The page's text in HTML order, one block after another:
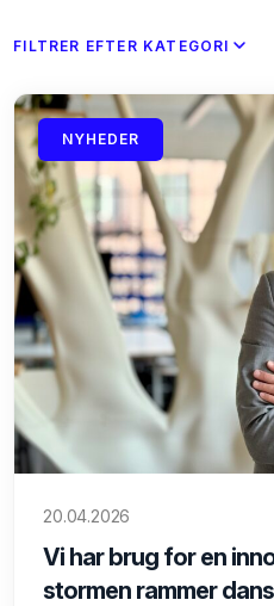
FILTRER EFTER KATEGORI
NYHEDER
20.04.2026
Vi har brug for en
stormen rammer